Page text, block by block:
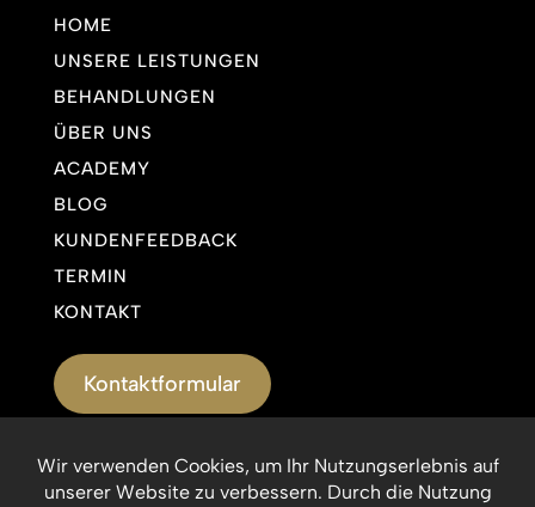
HOME
UNSERE LEISTUNGEN
BEHANDLUNGEN
ÜBER UNS
ACADEMY
BLOG
KUNDENFEEDBACK
TERMIN
KONTAKT
Kontaktformular
Datenschutzerklärung